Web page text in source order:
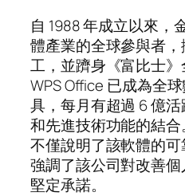
自 1988 年成立以來，
體產業的全球參與者
工，並躋身《富比士》
WPS Office 已成為全
具，每月有超過 6 億
和先進技術功能的結
不僅說明了該軟體的
強調了該公司對改善
堅定承諾。